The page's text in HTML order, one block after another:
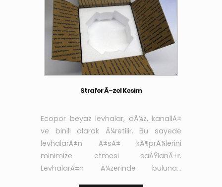
Strafor Ã–zel Kesim
Ecopor beyaz levhalar, dÃ¼z, kanallÄ±
ve binili olarak Ã¼retilir. Bu sayede
levhalarÄ±n Ä±sÄ± kÃ¶prÃ¼lerini
minimize etmesi saÄŸlanÄ±r.
LevhalarÄ±n Ã¼zerinde bulunan